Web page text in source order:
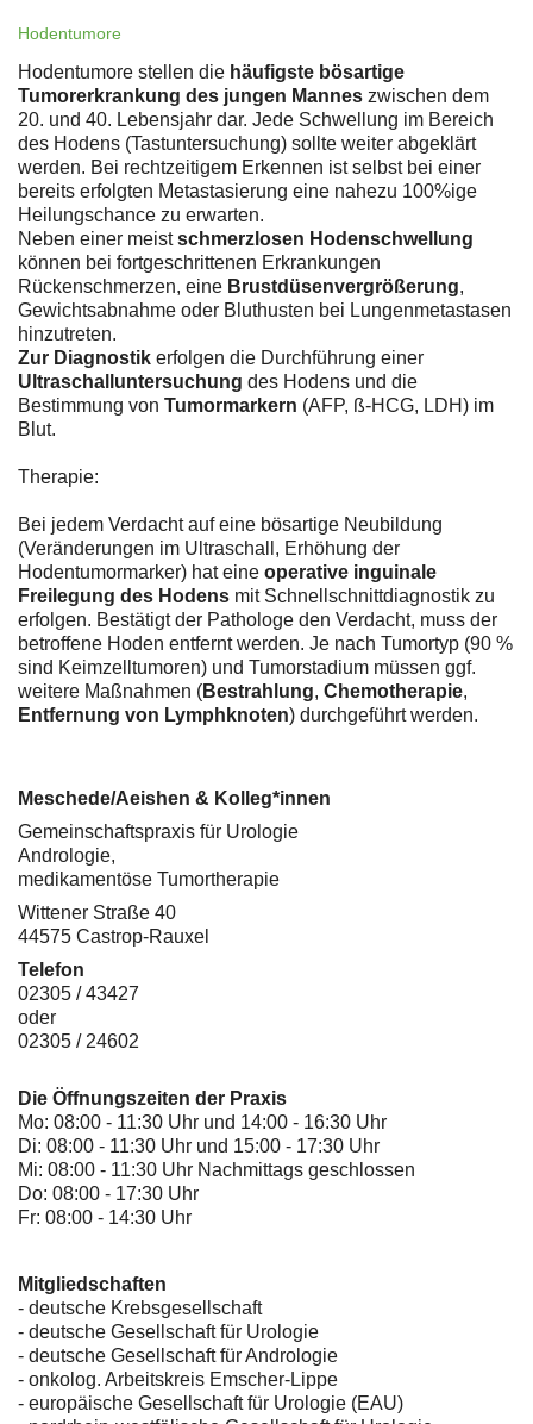
Hodentumore
Hodentumore stellen die häufigste bösartige
Tumorerkrankung des jungen Mannes zwischen dem
20. und 40. Lebensjahr dar. Jede Schwellung im Bereich
des Hodens (Tastuntersuchung) sollte weiter abgeklärt
werden. Bei rechtzeitigem Erkennen ist selbst bei einer
bereits erfolgten Metastasierung eine nahezu 100%ige
Heilungschance zu erwarten.
Neben einer meistschmerzlosen Hodenschwellung
können bei fortgeschrittenen Erkrankungen
Rückenschmerzen, eine Brustdüsenvergrößerung,
Gewichtsabnahme oder Bluthusten bei Lungenmetastasen
hinzutreten.
Zur Diagnostik erfolgen die Durchführung einer
Ultraschalluntersuchung des Hodens und die
Bestimmung von Tumormarkern (AFP, ß-HCG, LDH) im
Blut.
Therapie:
Bei jedem Verdacht auf eine bösartige Neubildung
(Veränderungen im Ultraschall, Erhöhung der
Hodentumormarker) hat eine operative inguinale
Freilegung des Hodens mit Schnellschnittdiagnostik zu
erfolgen. Bestätigt der Pathologe den Verdacht, muss der
betroffene Hoden entfernt werden. Je nach Tumortyp (90 %
sind Keimzelltumoren) und Tumorstadium müssen ggf.
weitere Maßnahmen (Bestrahlung, Chemotherapie,
Entfernung von Lymphknoten) durchgeführt werden.
Meschede/Aeishen & Kolleg*innen
Gemeinschaftspraxis für Urologie
Andrologie,
medikamentöse Tumortherapie
Wittener Straße 40
44575 Castrop-Rauxel
Telefon
02305 / 43427
oder
02305 / 24602
Die Öffnungszeiten der Praxis
Mo: 08:00 - 11:30 Uhr und 14:00 - 16:30 Uhr
Di: 08:00 - 11:30 Uhr und 15:00 - 17:30 Uhr
Mi: 08:00 - 11:30 Uhr Nachmittags geschlossen
Do: 08:00 - 17:30 Uhr
Fr: 08:00 - 14:30 Uhr
Mitgliedschaften
- deutsche Krebsgesellschaft
- deutsche Gesellschaft für Urologie
- deutsche Gesellschaft für Andrologie
- onkolog. Arbeitskreis Emscher-Lippe
- europäische Gesellschaft für Urologie (EAU)